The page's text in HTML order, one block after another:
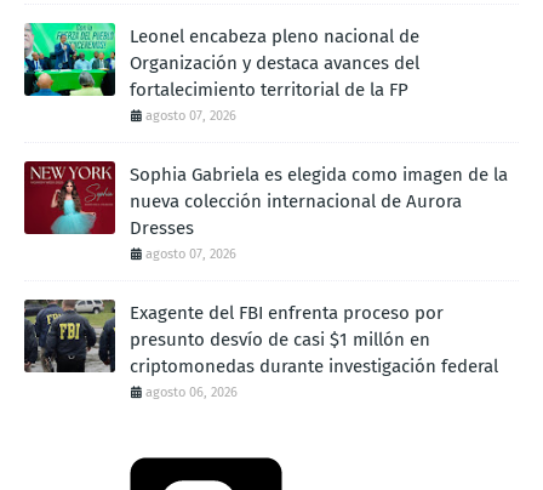
Leonel encabeza pleno nacional de
Organización y destaca avances del
fortalecimiento territorial de la FP
agosto 07, 2026
Sophia Gabriela es elegida como imagen de la
nueva colección internacional de Aurora
Dresses
agosto 07, 2026
Exagente del FBI enfrenta proceso por
presunto desvío de casi $1 millón en
criptomonedas durante investigación federal
agosto 06, 2026